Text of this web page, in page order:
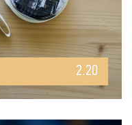
2.20